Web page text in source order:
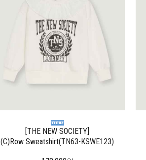
[THE NEW SOCIETY]
(C)Row Sweatshirt(TN63-KSWE123)